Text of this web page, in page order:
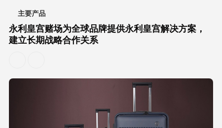
主要产品
永利皇宫赌场为全球品牌提供永利皇宫解决方案，
建立长期战略合作关系